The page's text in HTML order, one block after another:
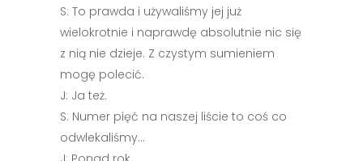
S: To prawda i używaliśmy jej już
wielokrotnie i naprawdę absolutnie nic się
z nią nie dzieje. Z czystym sumieniem
mogę polecić.
J: Ja też.
S: Numer pięć na naszej liście to coś co
odwlekaliśmy…